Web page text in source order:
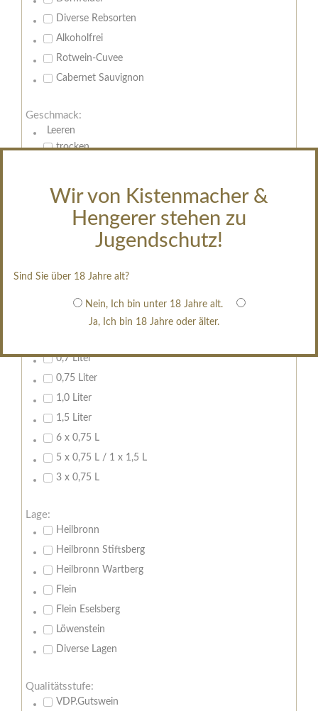
Wir von Kistenmacher &
Hengerer stehen zu
Jugendschutz!
Sind Sie über 18 Jahre alt?
Nein, Ich bin unter 18 Jahre alt.
Ja, Ich bin 18 Jahre oder älter.
Diverse Rebsorten
Alkoholfrei
Rotwein-Cuvee
Cabernet Sauvignon
Geschmack:
Leeren
trocken
halbtrocken
edelsüß
erfrischend, nicht zu süß
0,7 Liter
0,75 Liter
1,0 Liter
1,5 Liter
6 x 0,75 L
5 x 0,75 L / 1 x 1,5 L
3 x 0,75 L
Lage:
Heilbronn
Heilbronn Stiftsberg
Heilbronn Wartberg
Flein
Flein Eselsberg
Löwenstein
Diverse Lagen
Qualitätsstufe:
VDP.Gutswein